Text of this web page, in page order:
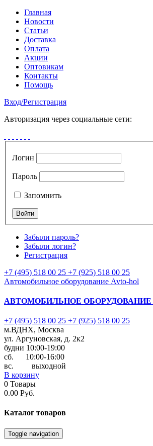
Главная
Новости
Статьи
Доставка
Оплата
Акции
Оптовикам
Контакты
Помощь
Вход/Регистрация
Авторизация через социальные сети:
Логин
Пароль
Запомнить
Забыли пароль?
Забыли логин?
Регистрация
+7 (495) 518 00 25 +7 (925) 518 00 25
Автомобильное оборудование Avto-hol
АВТОМОБИЛЬНОЕ ОБОРУДОВАНИЕ
+7 (495) 518 00 25 +7 (925) 518 00 25
м.ВДНХ, Москва
ул. Аргуновская, д. 2к2
будни 10:00-19:00
cб. 10:00-16:00
вс. выходной
В корзину
0 Товары
0.00 Руб.
Каталог товаров
Toggle navigation